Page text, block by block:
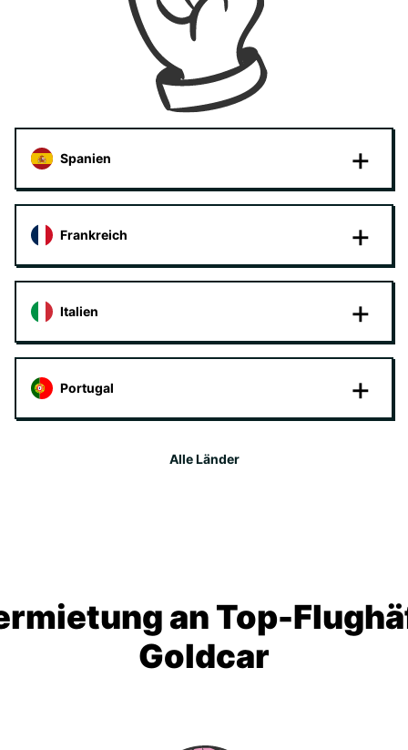
Spanien
Frankreich
Italien
Portugal
Alle Länder
an Top-
Goldcar